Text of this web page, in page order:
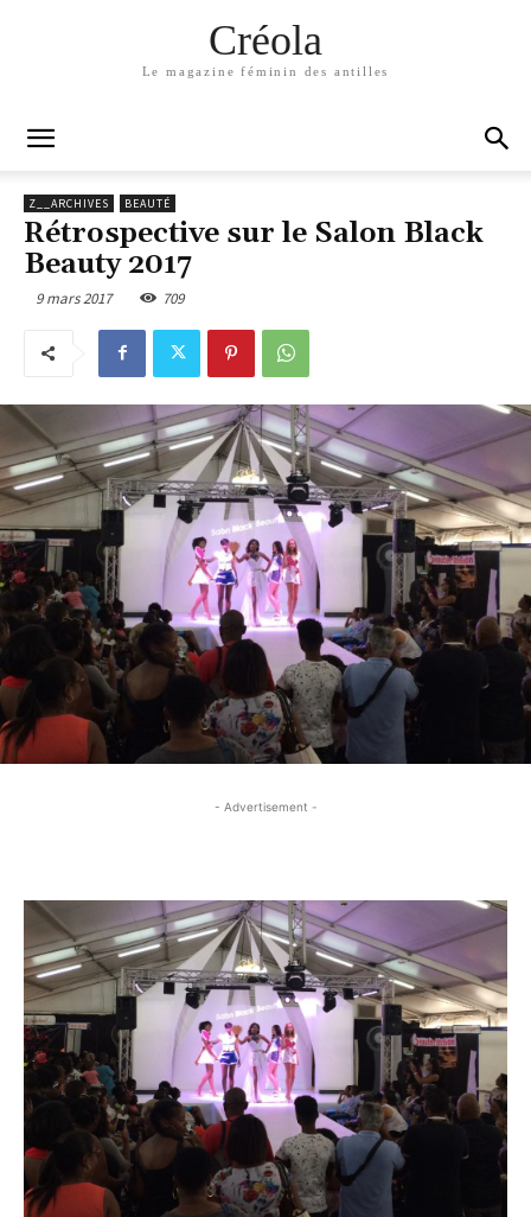
Créola
Le magazine féminin des antilles
Z__ARCHIVES BEAUTÉ
Rétrospective sur le Salon Black
Beauty 2017
9 mars 2017 709
- Advertisement -